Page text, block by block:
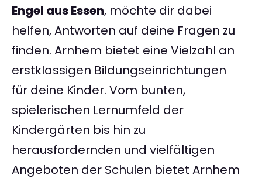
Engel aus Essen, möchte dir dabei
helfen, Antworten auf deine Fragen zu
finden. Arnhem bietet eine Vielzahl an
erstklassigen Bildungseinrichtungen
für deine Kinder. Vom bunten,
spielerischen Lernumfeld der
Kindergärten bis hin zu
herausfordernden und vielfältigen
Angeboten der Schulen bietet Arnhem